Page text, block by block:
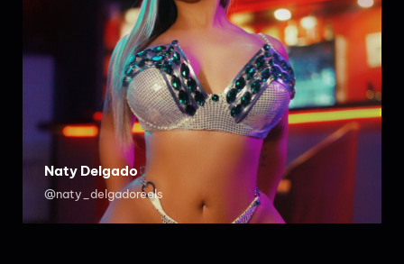
Naty Delgado
@naty_delgadoreels